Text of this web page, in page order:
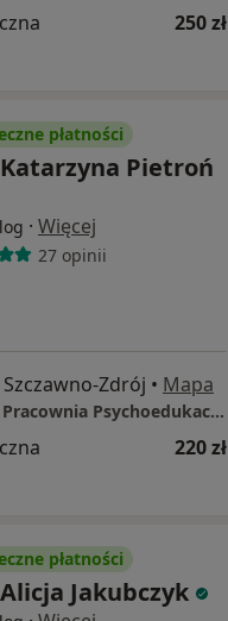
250 zł
płatności
Pietroń
· Więcej
27 opinii
Zdrój • Mapa
Gabinet psychologiczny - Pracownia Psychoedukacji i Terapii "Pełnia Życia"
220 zł
płatności
Jakubczyk